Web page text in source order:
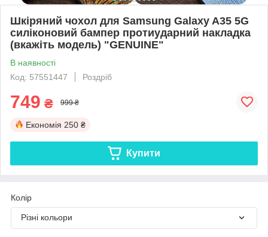
Шкіряний чохол для Samsung Galaxy A35 5G
силіконовий бампер протиударний накладка
(вкажіть модель) "GENUINE"
В наявності
Код: 57551447
Роздріб
749 ₴ 999 ₴
Економія 250 ₴
Купити
Колір
Різні кольори